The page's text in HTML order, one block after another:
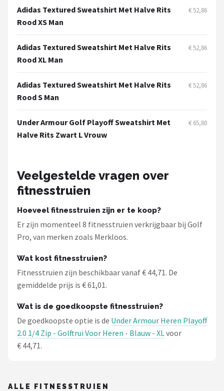
POPULAIRE MERKEN
Livano
Nivard
Under Armour
Callaway
FastFold
Adidas Textured Sweatshirt Met Halve Rits
Rood XS Man
€ 52,86
Adidas Textured Sweatshirt Met Halve Rits
Rood XL Man
€ 52,86
Adidas Textured Sweatshirt Met Halve Rits
Rood S Man
€ 52,86
Under Armour Golf Playoff Sweatshirt Met
Halve Rits Zwart L Vrouw
€ 65,80
Veelgestelde vragen over
fitnesstruien
Hoeveel fitnesstruien zijn er te koop?
Er zijn momenteel 8 fitnesstruien verkrijgbaar bij Golf
Pro, van merken zoals Merkloos.
Wat kost fitnesstruien?
Fitnesstruien zijn beschikbaar vanaf € 44,71. De
gemiddelde prijs is € 61,01.
Wat is de goedkoopste fitnesstruien?
De goedkoopste optie is de Under Armour Heren Playoff
2.0 1/4 Zip - Golftrui Voor Heren - Blauw - XLvoor
€ 44,71.
ALLE FITNESSTRUIEN